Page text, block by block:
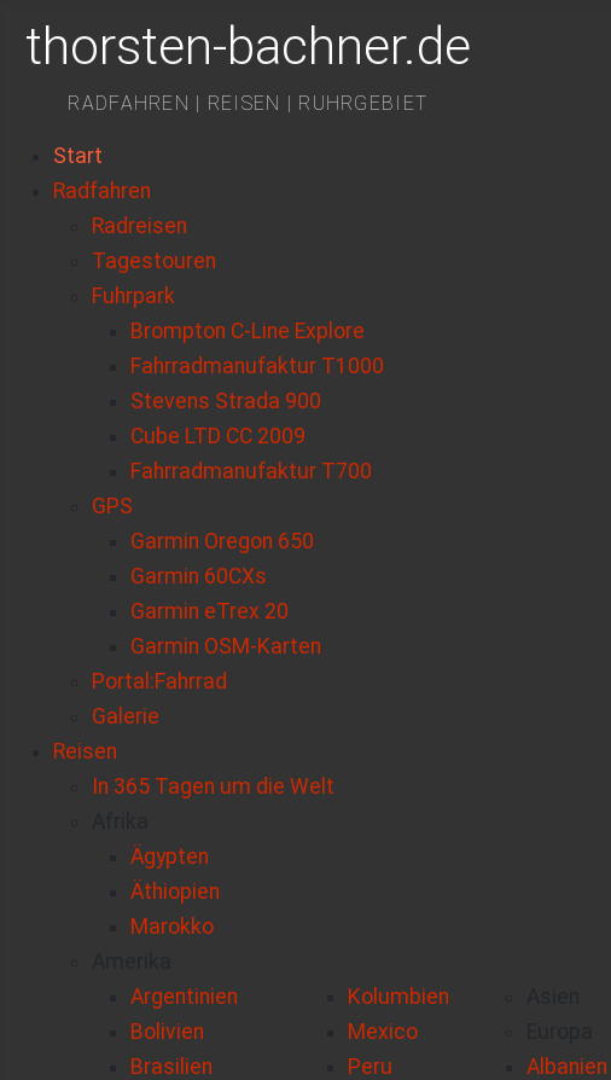
thorsten-bachner.de
RADFAHREN | REISEN | RUHRGEBIET
Start
Radfahren
Radreisen
Tagestouren
Fuhrpark
Brompton C-Line Explore
Fahrradmanufaktur T1000
Stevens Strada 900
Cube LTD CC 2009
Fahrradmanufaktur T700
GPS
Garmin Oregon 650
Garmin 60CXs
Garmin eTrex 20
Garmin OSM-Karten
Portal:Fahrrad
Galerie
Reisen
In 365 Tagen um die Welt
Ägypten
Äthiopien
Marokko
Argentinien
Bolivien
Brasilien
Kolumbien
Mexico
Peru
Albanien